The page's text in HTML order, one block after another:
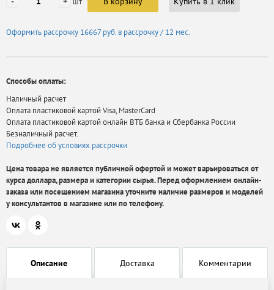
Оформить рассрочку 16667 руб. в рассрочку / 12 мес.
Способы оплаты:
Наличный расчет
Оплата пластиковой картой Visa, MasterCard
Оплата пластиковой картой онлайн ВТБ банка и Сбербанка России
Безналичный расчет.
Подробнее об условиях рассрочки
Цена товара не является публичной офертой и может варьироваться от
курса доллара, размера и категории сырья. Перед оформлением онлайн-
заказа или посещением магазина уточните наличие размеров и моделей
у консультантов в магазине или по телефону.
Описание Доставка Комментарии